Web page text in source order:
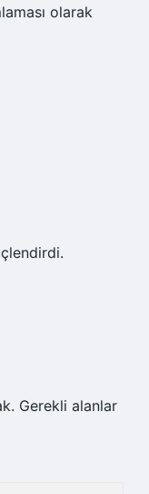
olarak
Gerekli alanlar